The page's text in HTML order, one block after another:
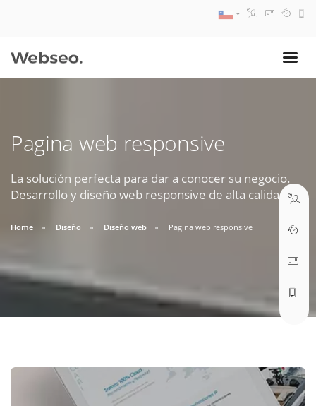
Pagina web responsive
La solución perfecta para dar a conocer su negocio.
Desarrollo y diseño web responsive de alta calidad.
Home Diseño Diseño web Pagina web responsive
09:30 AM A 18:30 PM
soporte@webseo.cl